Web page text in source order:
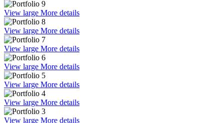
View large More details
View large More details
View large More details
View large More details
View large More details
View large More details
View large More details